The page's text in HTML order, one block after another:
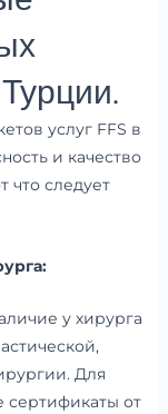
услуг FFS в
и качество
что следует
у хирурга
Для
сертификаты от